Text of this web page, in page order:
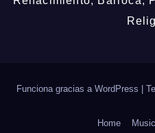
Funciona gracias a WordPress
Home